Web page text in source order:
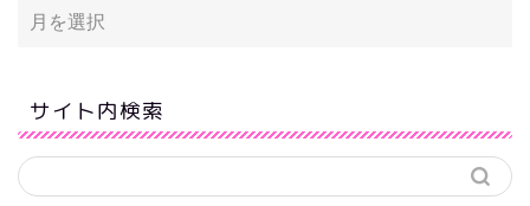
サイト内検索